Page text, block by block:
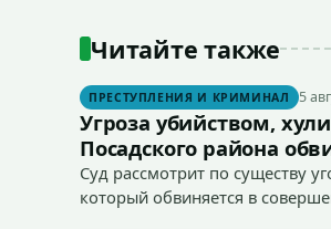
Читайте также
ПРЕСТУПЛЕНИЯ И КРИМИНАЛ 5
Угроза убийством,
Посадского района
Суд рассмотрит по существу
который обвиняется в